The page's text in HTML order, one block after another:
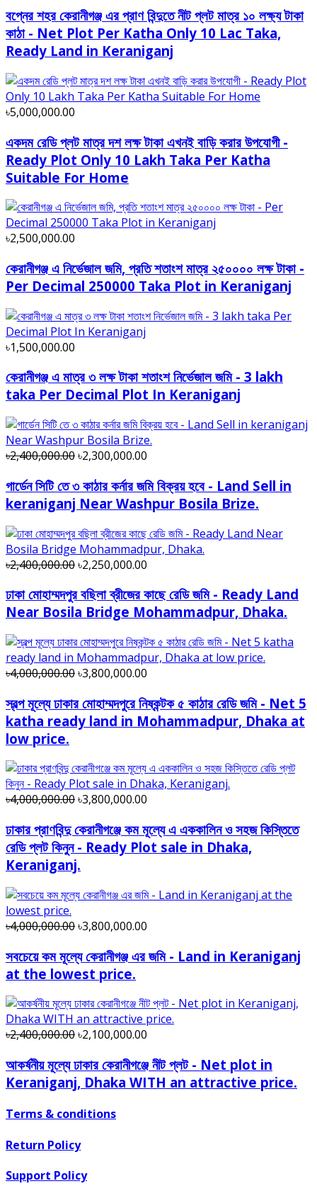
বপ্নের শহর কেরানীগঞ্জ এর প্রাণ বিন্দুতে নীট প্লট মাত্র ১০ লক্ষ্য টাকা
কাঠা - Net Plot Per Katha Only 10 Lac Taka,
Ready Land in Keraniganj
৳5,000,000.00
একদম রেডি প্লট মাত্র দশ লক্ষ টাকা এখনই বাড়ি করার উপযোগী -
Ready Plot Only 10 Lakh Taka Per Katha
Suitable For Home
৳2,500,000.00
কেরানীগঞ্জ এ নিৰ্ভেজাল জমি, প্রতি শতাংশ মাত্র ২৫০০০০ লক্ষ টাকা -
Per Decimal 250000 Taka Plot in Keraniganj
৳1,500,000.00
কেরানীগঞ্জ এ মাত্র ৩ লক্ষ টাকা শতাংশ নির্ভেজাল জমি - 3 lakh
taka Per Decimal Plot In Keraniganj
৳2,400,000.00৳2,300,000.00
গার্ডেন সিটি তে ৩ কাঠার কর্নার জমি বিক্রয় হবে - Land Sell in
keraniganj Near Washpur Bosila Brize.
৳2,400,000.00৳2,250,000.00
ঢাকা মোহাম্মদপুর বছিলা ব্রীজের কাছে রেডি জমি - Ready Land
Near Bosila Bridge Mohammadpur, Dhaka.
৳4,000,000.00৳3,800,000.00
স্বল্প মূল্যে ঢাকার মোহাম্মদপুরে নিষ্কন্টক ৫ কাঠার রেডি জমি - Net 5
katha ready land in Mohammadpur, Dhaka at
low price.
৳4,000,000.00৳3,800,000.00
ঢাকার প্রাণবিন্দু কেরানীগঞ্জে কম মূল্যে এ এককালিন ও সহজ কিস্তিতে
রেডি প্লট কিনুন - Ready Plot sale in Dhaka,
Keraniganj.
৳4,000,000.00৳3,800,000.00
সবচেয়ে কম মূল্যে কেরানীগঞ্জ এর জমি - Land in Keraniganj
at the lowest price.
৳2,400,000.00৳2,100,000.00
আকর্ষনীয় মূল্যে ঢাকার কেরানীগঞ্জে নীট প্লট - Net plot in
Keraniganj, Dhaka WITH an attractive price.
Terms & conditions
Return Policy
Support Policy